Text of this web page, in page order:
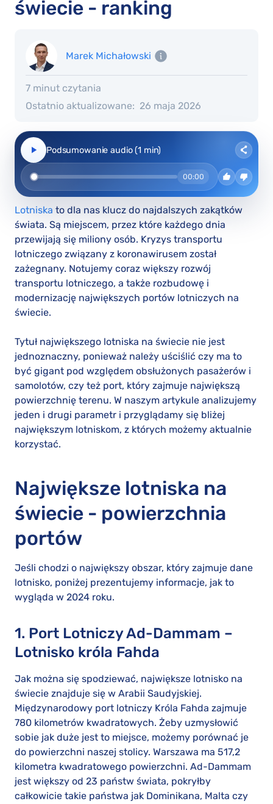
świecie - ranking
Marek Michałowski
7 minut czytania
Ostatnio aktualizowane: 26 maja 2026
00:00
Podsumowanie audio (1 min)
Lotniska to dla nas klucz do najdalszych zakątków
świata. Są miejscem, przez które każdego dnia
przewijają się miliony osób. Kryzys transportu
lotniczego związany z koronawirusem został
zażegnany. Notujemy coraz większy rozwój
transportu lotniczego, a także rozbudowę i
modernizację największych portów lotniczych na
świecie.
Tytuł największego lotniska na świecie nie jest
jednoznaczny, ponieważ należy uściślić czy ma to
być gigant pod względem obsłużonych pasażerów i
samolotów, czy też port, który zajmuje największą
powierzchnię terenu. W naszym artykule analizujemy
jeden i drugi parametr i przyglądamy się bliżej
największym lotniskom, z których możemy aktualnie
korzystać.
Największe lotniska na
świecie - powierzchnia
portów
Jeśli chodzi o największy obszar, który zajmuje dane
lotnisko, poniżej prezentujemy informacje, jak to
wygląda w 2024 roku.
1. Port Lotniczy Ad-Dammam –
Lotnisko króla Fahda
Jak można się spodziewać, największe lotnisko na
świecie znajduje się w Arabii Saudyjskiej.
Międzynarodowy port lotniczy Króla Fahda zajmuje
780 kilometrów kwadratowych. Żeby uzmysłowić
sobie jak duże jest to miejsce, możemy porównać je
do powierzchni naszej stolicy. Warszawa ma 517,2
kilometra kwadratowego powierzchni. Ad-Dammam
jest większy od 23 państw świata, pokryłby
całkowicie takie państwa jak Dominikana, Malta czy